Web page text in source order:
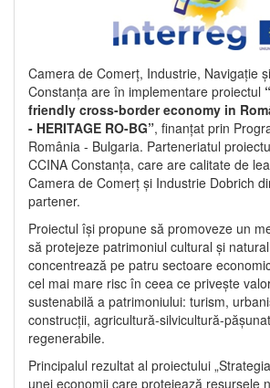
Camera de Comerț, Industrie, Navigație
Constanța are în implementare proiectul
friendly cross-border economy in
- HERITAGE RO-BG”, finanțat prin
România - Bulgaria. Parteneriatul
CCINA Constanța, care are calitate de
Camera de Comerț și Industrie Dobrich
partener.
Proiectul își propune să promoveze un
să protejeze patrimoniul cultural și
concentrează pe patru sectoare
cel mai mare risc în ceea ce privește
sustenabilă a patrimoniului: turism,
construcții, agricultură-silvicultură-
regenerabile.
Principalul rezultat al proiectului
unei economii care protejează resursele